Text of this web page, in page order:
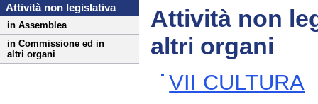
Attività non legislativa
in Assemblea
in Commissione ed in
altri organi
Attività non
altri organi
VII CULTURA